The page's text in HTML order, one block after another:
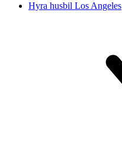
Hyra husbil Los Angeles